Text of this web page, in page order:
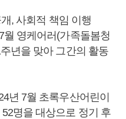
, 사회적 책임 이행
영케어러(가족돌봄청
년을 맞아 그간의 활동
년 7월 초록우산어린이
명을 대상으로 정기 후